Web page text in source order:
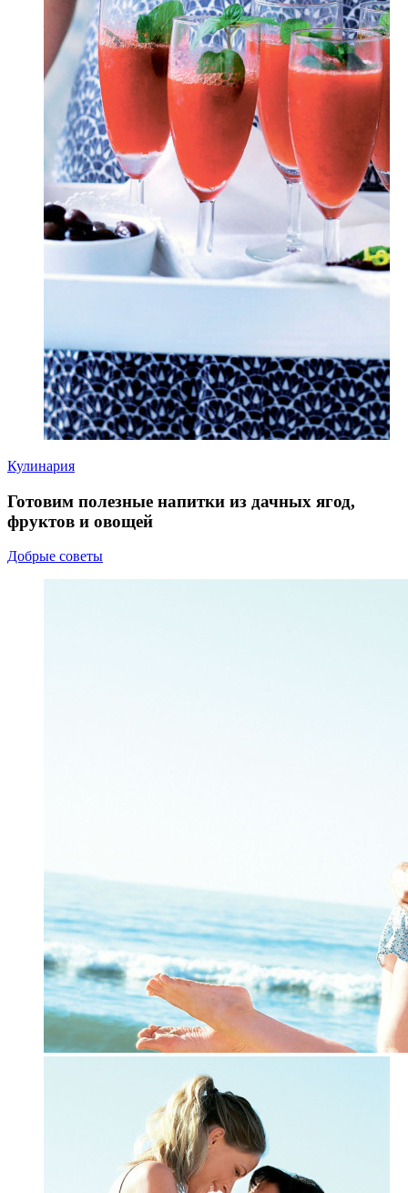
Кулинария
Готовим полезные напитки из дачных ягод,
фруктов и овощей
Добрые советы